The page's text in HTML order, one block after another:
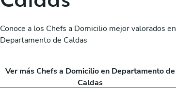
Conoce a los Chefs a Domicilio mejor valorados en
Departamento de Caldas
Ver más Chefs a Domicilio en Departamento de
Caldas
281 servicios